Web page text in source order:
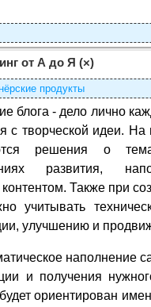
от А до Я (×)
продукты
блога - дело лично
с творческой идеи. На
решения о
развития,
Также при
учитывать
улучшению и
наполнение
и получения
ориентирован